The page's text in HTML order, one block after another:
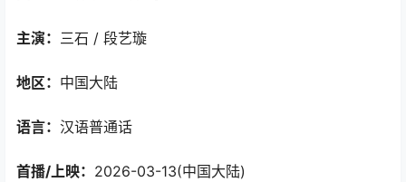
主演： 三石 / 段艺璇
地区： 中国大陆
语言： 汉语普通话
首播/上映： 2026-03-13(中国大陆)